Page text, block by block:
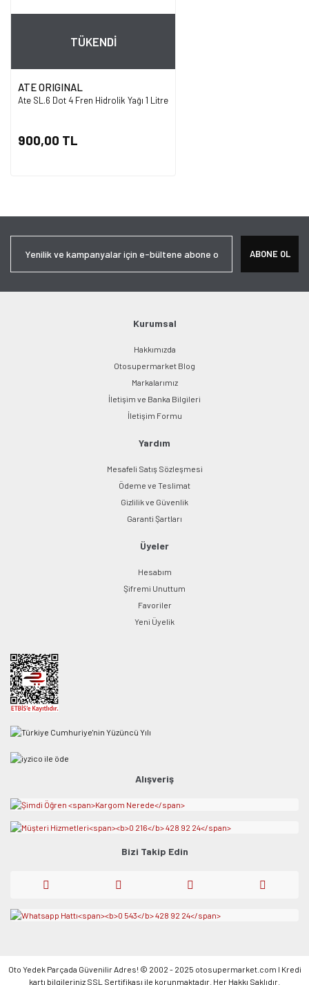
TÜKENDİ
ATE ORIGINAL
Ate SL.6 Dot 4 Fren Hidrolik Yağı 1 Litre
900,00 TL
ABONE OL
Kurumsal
Hakkımızda
Otosupermarket Blog
Markalarımız
İletişim ve Banka Bilgileri
İletişim Formu
Yardım
Mesafeli Satış Sözleşmesi
Ödeme ve Teslimat
Gizlilik ve Güvenlik
Garanti Şartları
Üyeler
Hesabım
Şifremi Unuttum
Favoriler
Yeni Üyelik
Alışveriş
Bizi Takip Edin
Oto Yedek Parçada Güvenilir Adres! © 2002 - 2025 otosupermarket.com l Kredi
kartı bilgileriniz SSL Sertifikası ile korunmaktadır. Her Hakkı Saklıdır.